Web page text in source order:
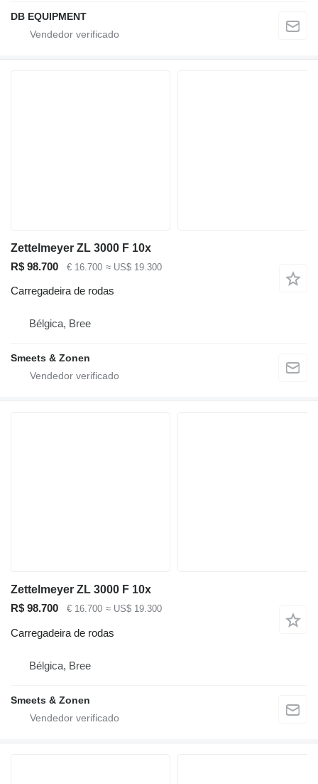
DB EQUIPMENT
Zettelmeyer ZL 3000 F 10x
R$ 98.700
€ 16.700 ≈ US$ 19.300
Carregadeira de rodas
Bélgica, Bree
Smeets & Zonen
Zettelmeyer ZL 3000 F 10x
R$ 98.700
€ 16.700 ≈ US$ 19.300
Carregadeira de rodas
Bélgica, Bree
Smeets & Zonen